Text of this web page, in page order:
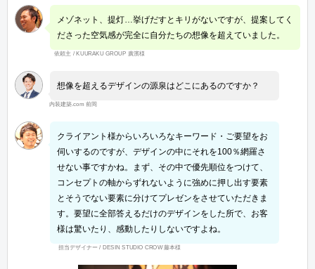
メゾネット、提灯…挙げだすとキリがないですが、提案してく
ださった空気感が完全に自分たちの想像を超えていました。
依頼主 / KUURAKU GROUP 廣濱様
想像を超えるデザインの源泉はどこにあるのですか？
内装建築.com 前岡
クライアント様からいろいろなキーワード・ご要望をお
伺いするのですが、デザインの中にそれを100％網羅さ
せない事ですかね。まず、その中で優先順位をつけて、
コンセプトの軸からずれないように強めに押し出す要素
とそうでない要素に分けてプレゼンをさせていただきま
す。要望に全部答えるだけのデザインをした所で、お客
様は驚いたり、感動したりしないですよね。
担当デザイナー / DESIN STUDIO CROW 藤本様